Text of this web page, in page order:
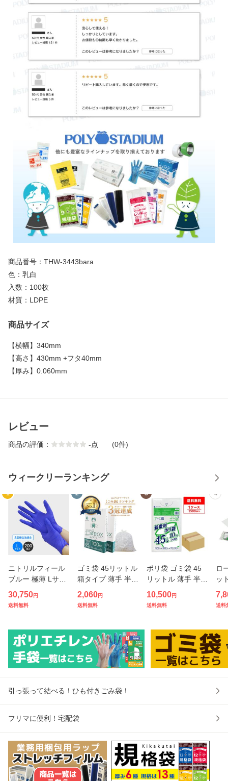
商品番号：THW-3443bara
色：乳白
入数：100枚
材質：LDPE
商品サイズ
【横幅】 340mm
【高さ 】 430mm +フタ40mm
【 厚み】 0.060mm
レビュー
商品の評価： -点 (0件)
ウィークリーランキング
1
ニトリルフィール
ブルー 極薄 Lサイ
ズ パウダーフリー
200枚x15小箱 左
ゴム グローブ 使い
捨て手袋
30,750円
送料無料
2
ゴミ袋 45リットル
箱タイプ 薄手 半透
明 65x80cm 0.015
mm厚 100枚x2小
袋 45l 箱型 収納 セ
ット販売
2,060円
送料無料
3
ポリ袋 ゴミ袋 45
リットル 薄手 半透
明 65x80cm 0.012
mm厚 10枚x150冊
無料 サンキョウプ
10,500円
送料無料
4
ロ
ッ
冊
ー
プ
送料
引っ張って結べる！ひも付きごみ袋！
フリマに便利！宅配袋